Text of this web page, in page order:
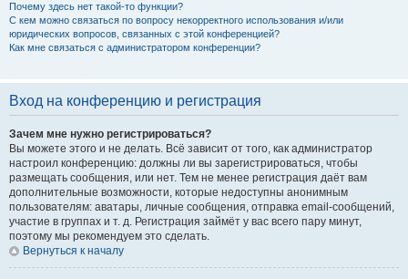
Почему здесь нет такой-то функции?
С кем можно связаться по вопросу некорректного использования и/или
юридических вопросов, связанных с этой конференцией?
Как мне связаться с администратором конференции?
Вход на конференцию и регистрация
Зачем мне нужно регистрироваться?
Вы можете этого и не делать. Всё зависит от того, как администратор
настроил конференцию: должны ли вы зарегистрироваться, чтобы
размещать сообщения, или нет. Тем не менее регистрация даёт вам
дополнительные возможности, которые недоступны анонимным
пользователям: аватары, личные сообщения, отправка email-сообщений,
участие в группах и т. д. Регистрация займёт у вас всего пару минут,
поэтому мы рекомендуем это сделать.
Вернуться к началу